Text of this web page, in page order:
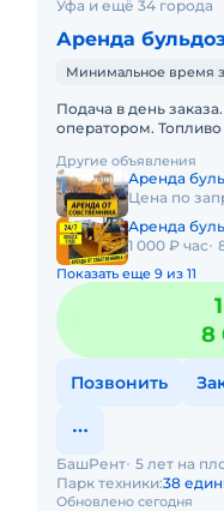
Уфа и ещё 34 города
Аренда
Минимальное время
Подача в день
оператором.
Краткосрочная а
Другие объявления
Аренда
Цена по
Аренда
1 000 ₽ час
Показать еще 9 из 11
8
Позвонить
Обновлено сегодня
БашРент 5 лет на
Парк техники:38